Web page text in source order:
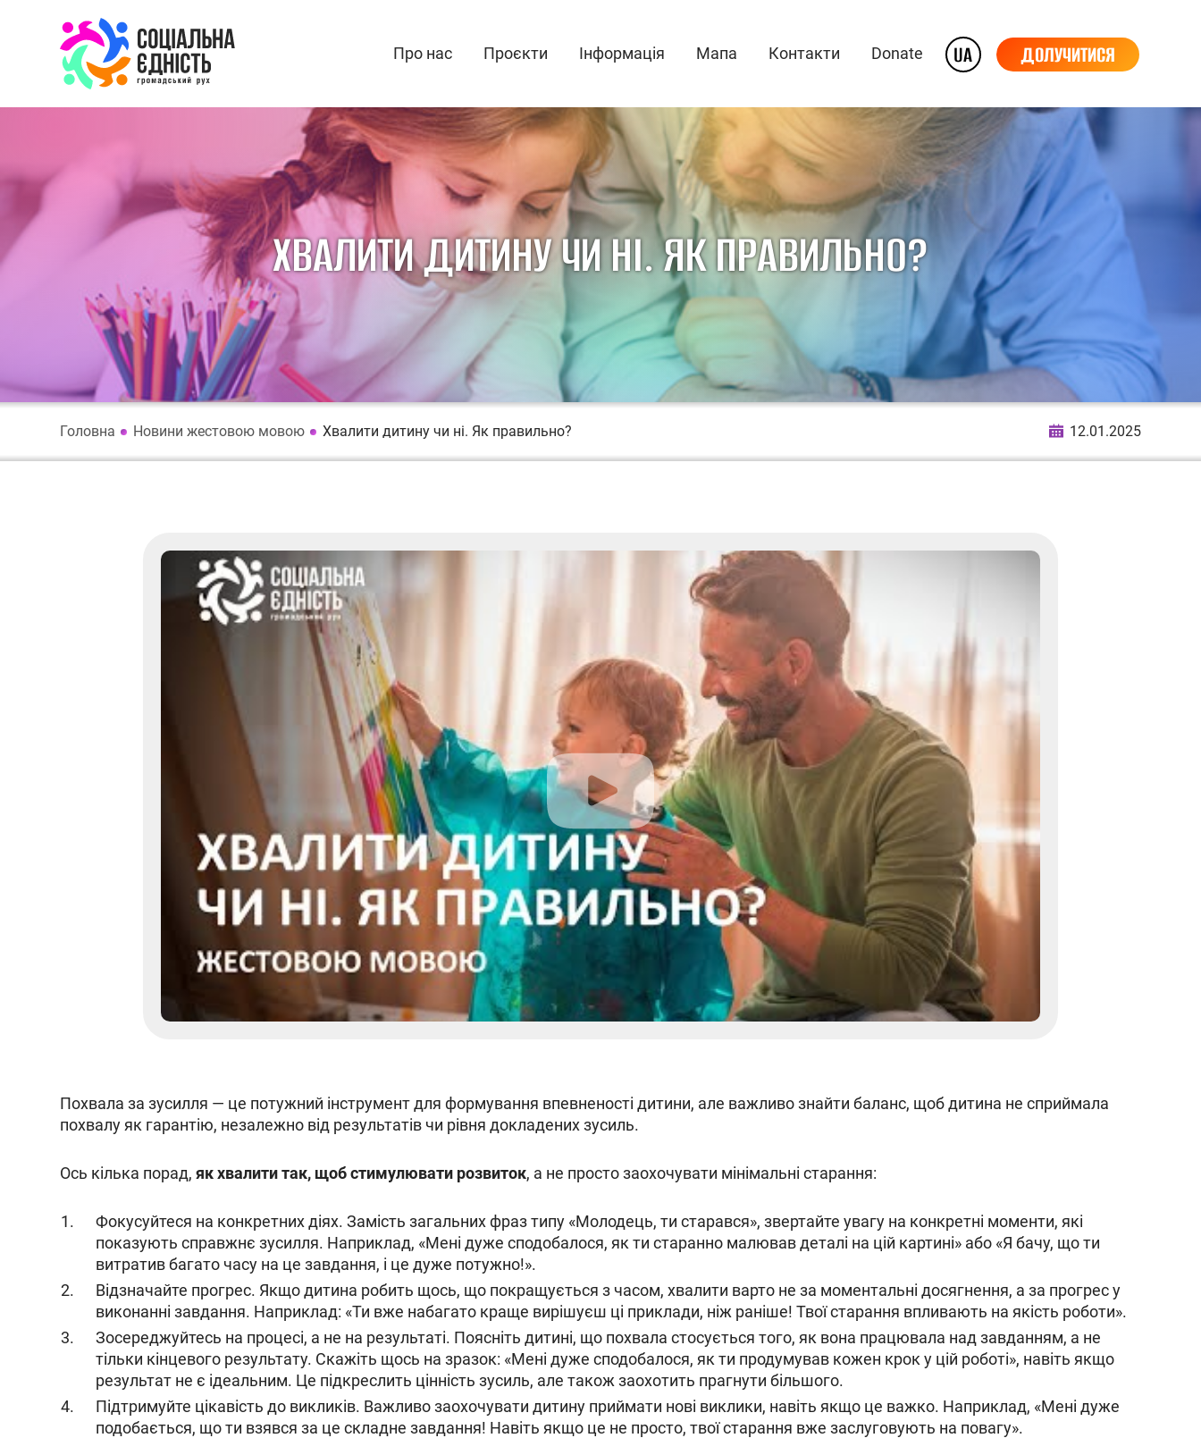
Про нас Проєкти Інформація Мапа Контакти Donate UA ДОЛУЧИТИСЯ
ХВАЛИТИ ДИТИНУ ЧИ НІ. ЯК ПРАВИЛЬНО?
Головна Новини жестовою мовою Хвалити дитину чи ні. Як правильно? 12.01.2025
Похвала за зусилля — це потужний інструмент для формування впевненості дитини, але важливо знайти баланс, щоб дитина не сприймала
похвалу як гарантію, незалежно від результатів чи рівня докладених зусиль.
Ось кілька порад,як хвалити так, щоб стимулювати розвиток, а не просто заохочувати мінімальні старання:
Фокусуйтеся на конкретних діях. Замість загальних фраз типу «Молодець, ти старався», звертайте увагу на конкретні моменти, які
показують справжнє зусилля. Наприклад, «Мені дуже сподобалося, як ти старанно малював деталі на цій картині» або «Я бачу, що ти
витратив багато часу на це завдання, і це дуже потужно!».
Відзначайте прогрес. Якщо дитина робить щось, що покращується з часом, хвалити варто не за моментальні досягнення, а за прогрес у
виконанні завдання. Наприклад: «Ти вже набагато краще вирішуєш ці приклади, ніж раніше! Твої старання впливають на якість роботи».
Зосереджуйтесь на процесі, а не на результаті. Поясніть дитині, що похвала стосується того, як вона працювала над завданням, а не
тільки кінцевого результату. Скажіть щось на зразок: «Мені дуже сподобалося, як ти продумував кожен крок у цій роботі», навіть якщо
результат не є ідеальним. Це підкреслить цінність зусиль, але також заохотить прагнути більшого.
Підтримуйте цікавість до викликів. Важливо заохочувати дитину приймати нові виклики, навіть якщо це важко. Наприклад, «Мені дуже
подобається, що ти взявся за це складне завдання! Навіть якщо це не просто, твої старання вже заслуговують на повагу».